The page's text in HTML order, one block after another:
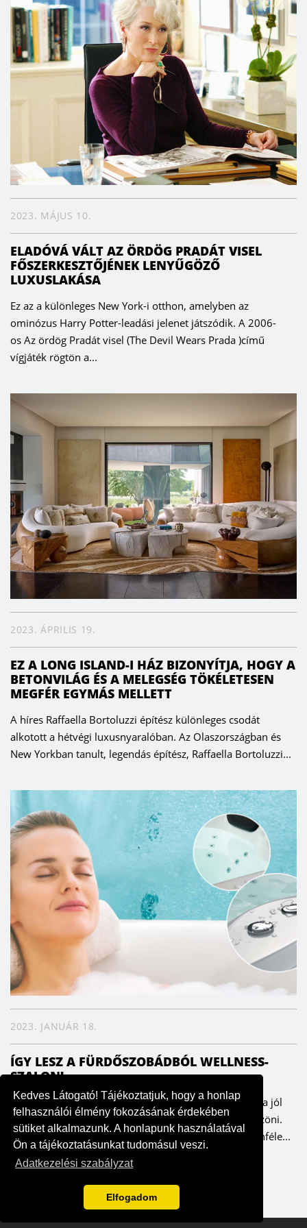
Kedves Látogató! Tájékoztatjuk, hogy a honlap
felhasználói élmény fokozásának érdekében
sütiket alkalmazunk. A honlapunk használatával
Ön a tájékoztatásunkat tudomásul veszi.
Adatkezelési szabályzat
Elfogadom
közösségi hálózatba is betáplálunk. 1998-ban a
Hamberger cég fafeldolgozó vállalatként kapta
meg a DIN EN 14001 tanúsítványt és az EU Öko-
Audit szerinti következő értékelést: Egy vállalat
megélt környezeti kompetenciája helyi
gyökerekkel és régi hagyománnyal, amelyet a
termékeken már első látásra fel lehet ismerni a
“Kék Angyal” környezettudatosságot igazoló
környezetvédelmi pecsétjéről.”
2023. MÁJUS 10.
ELADÓVÁ VÁLT AZ ÖRDÖG PRADÁT VISEL
FŐSZERKESZTŐJÉNEK LENYŰGÖZŐ
LUXUSLAKÁSA
Ez az a különleges New York-i otthon, amelyben az
ominózus Harry Potter-leadási jelenet játszódik. A 2006-
os Az ördög Pradát visel (The Devil Wears Prada )című
vígjáték rögtön a...
2023. ÁPRILIS 19.
EZ A LONG ISLAND-I HÁZ BIZONYÍTJA, HOGY A
BETONVILÁG ÉS A MELEGSÉG TÖKÉLETESEN
MEGFÉR EGYMÁS MELLETT
A híres Raffaella Bortoluzzi építész különleges csodát
alkotott a hétvégi luxusnyaralóban. Az Olaszországban és
New Yorkban tanult, legendás építész, Raffaella Bortoluzzi...
2023. JANUÁR 18.
ÍGY LESZ A FÜRDŐSZOBÁDBÓL WELLNESS-
SZALON!
Minden nap tökéletes masszázsélményt kaphatunk, ha jól
választunk – ezt pedig a testünk és lelkünk is megköszöni.
Már az ókori Rómában nagy hagyománya volt a különféle...